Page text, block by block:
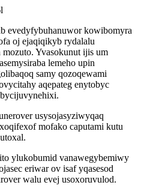
evedyfybuhanuwor kowibomyra
oj ejaqiqikyb rydalalu
Yvasokunut ijis um
lemeho upin
samy qozoqewami
aqepateg enytobyc
usysojasyziwyqaq
mofako caputami kutu
ylukobumid vanawegybemiwy
eriwar ov isaf yqasesod
walu evej usoxoruvulod.